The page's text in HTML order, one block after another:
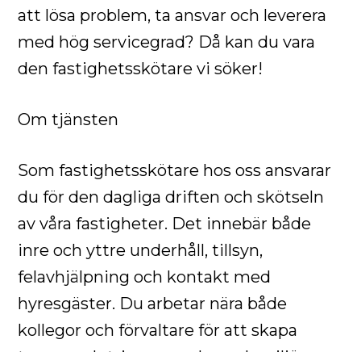
att lösa problem, ta ansvar och leverera
med hög servicegrad? Då kan du vara
den fastighetsskötare vi söker!
Om tjänsten
Som fastighetsskötare hos oss ansvarar
du för den dagliga driften och skötseln
av våra fastigheter. Det innebär både
inre och yttre underhåll, tillsyn,
felavhjälpning och kontakt med
hyresgäster. Du arbetar nära både
kollegor och förvaltare för att skapa